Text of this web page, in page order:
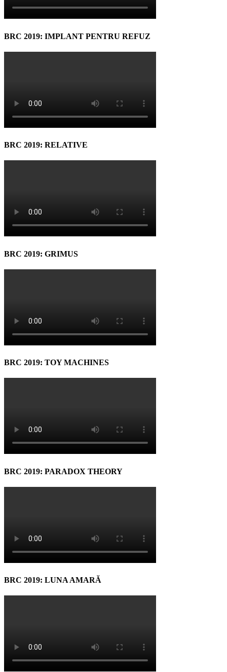
BRC 2019: IMPLANT PENTRU REFUZ
BRC 2019: RELATIVE
BRC 2019: GRIMUS
BRC 2019: TOY MACHINES
BRC 2019: PARADOX THEORY
BRC 2019: LUNA AMARĂ